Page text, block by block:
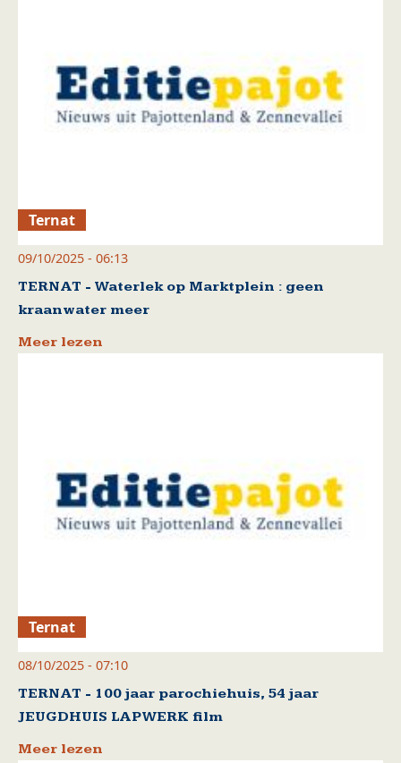
Ternat
09/10/2025 - 06:13
TERNAT - Waterlek op Marktplein : geen
kraanwater meer
Meer lezen
Ternat
08/10/2025 - 07:10
TERNAT - 100 jaar parochiehuis, 54 jaar
JEUGDHUIS LAPWERK film
Meer lezen